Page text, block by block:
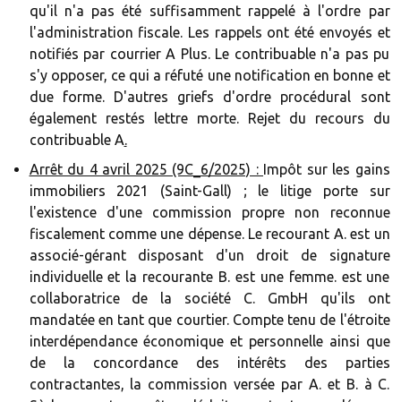
qu'il n'a pas été suffisamment rappelé à l'ordre par
l'administration fiscale. Les rappels ont été envoyés et
notifiés par courrier A Plus. Le contribuable n'a pas pu
s'y opposer, ce qui a réfuté une notification en bonne et
due forme. D'autres griefs d'ordre procédural sont
également restés lettre morte. Rejet du recours du
contribuable A.‍
Arrêt du 4 avril 2025 (9C_6/2025) : Impôt sur les gains
immobiliers 2021 (Saint-Gall) ; le litige porte sur
l'existence d'une commission propre non reconnue
fiscalement comme une dépense. Le recourant A. est un
associé-gérant disposant d'un droit de signature
individuelle et la recourante B. est une femme. est une
collaboratrice de la société C. GmbH qu'ils ont
mandatée en tant que courtier. Compte tenu de l'étroite
interdépendance économique et personnelle ainsi que
de la concordance des intérêts des parties
contractantes, la commission versée par A. et B. à C.